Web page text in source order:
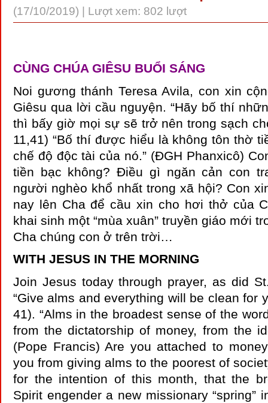
(17/10/2019) | Lượt xem: 802 lượt
CÙNG CHÚA GIÊSU BUỔI SÁNG
Noi gương thánh Teresa Avila, con xin
Giêsu qua lời cầu nguyện. “Hãy bố thí
thì bấy giờ mọi sự sẽ trở nên trong sạch
11,41) “Bố thí được hiểu là không tôn thờ
chế độ độc tài của nó.” (ĐGH Phanxicô)
tiền bạc không? Điều gì ngăn cản con
người nghèo khổ nhất trong xã hội? Con
nay lên Cha để cầu xin cho hơi thở của
khai sinh một “mùa xuân” truyền giáo mới
Cha chúng con ở trên trời…
WITH JESUS IN THE MORNING
Join Jesus today through prayer, as did
“Give alms and everything will be clean for
41). “Alms in the broadest sense of the
from the dictatorship of money, from the
(Pope Francis) Are you attached to
you from giving alms to the poorest of
for the intention of this month, that the
Spirit engender a new missionary “spring”